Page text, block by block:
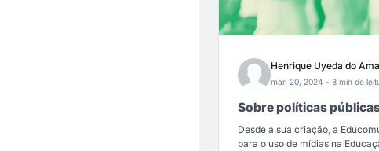
Henrique Uyeda do
mar. 20, 2024 - 8 min de
Sobre políticas
Desde a sua criação, a
para o uso de mídias na